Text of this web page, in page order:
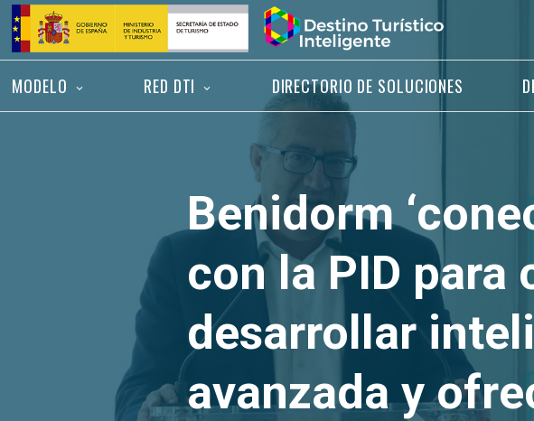
Saltar
contenido
Inicio
MODELO RED DTI DIRECTORIO DE SOLUCIONES
Benidorm
con la PID para
desarrollar
avanzada y